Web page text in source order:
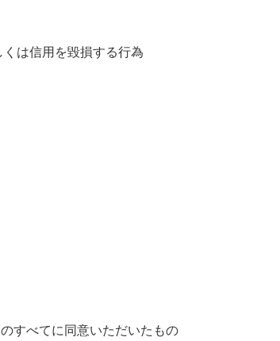
は信用を毀損する行為
すべてに同意いただいたもの